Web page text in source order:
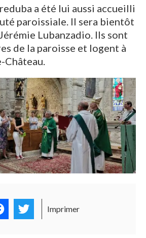
a été lui aussi accueilli
paroissiale. Il sera bientôt
Lubanzadio. Ils sont
de la paroisse et logent à
Château.
FacebookTwitter
Imprimer